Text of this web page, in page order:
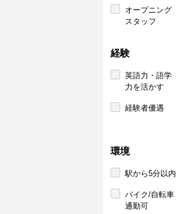
オープニング
スタッフ
経験
英語力・語学
力を活かす
経験者優遇
環境
駅から5分以内
バイク/自転車
通勤可